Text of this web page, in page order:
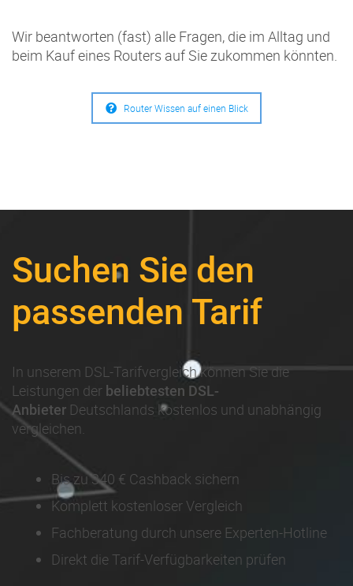
Wir beantworten (fast) alle Fragen, die im Alltag und
beim Kauf eines Routers auf Sie zukommen könnten.
Router Wissen auf einen Blick
Suchen Sie den
passenden Tarif
In unserem DSL-Tarifvergleich können Sie die
Leistungen der beliebtesten DSL-
Anbieter Deutschlands kostenlos und unabhängig
vergleichen.
Bis zu 340 € Cashback sichern
Komplett kostenloser Vergleich
Fachberatung durch unsere Experten-Hotline
Direkt die Tarif-Verfügbarkeiten prüfen